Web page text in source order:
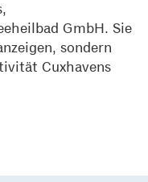
GmbH. Sie
sondern
Cuxhavens